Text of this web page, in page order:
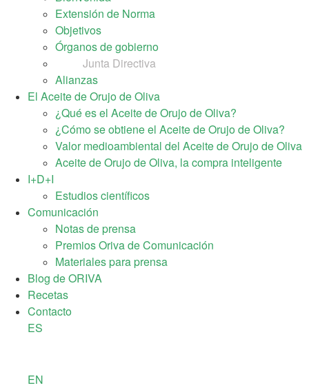
Extensión de Norma
Objetivos
Órganos de gobierno
Junta Directiva
Alianzas
El Aceite de Orujo de Oliva
¿Qué es el Aceite de Orujo de Oliva?
¿Cómo se obtiene el Aceite de Orujo de Oliva?
Valor medioambiental del Aceite de Orujo de Oliva
Aceite de Orujo de Oliva, la compra inteligente
I+D+I
Estudios científicos
Comunicación
Notas de prensa
Premios Oriva de Comunicación
Materiales para prensa
Blog de ORIVA
Recetas
Contacto
ES
EN